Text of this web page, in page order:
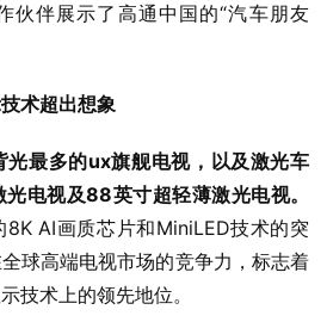
伙伴展示了高通中国的“汽车朋友
术超出想象
光最多的ux旗舰电视，以及激光车
电视及88英寸超轻薄激光电视。
AI画质芯片和MiniLED技术的突
球高端电视市场的竞争力，标志着
技术上的领先地位。